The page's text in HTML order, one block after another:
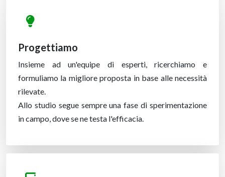
Progettiamo
Insieme ad un'equipe di esperti, ricerchiamo e
formuliamo la migliore proposta in base alle necessità
rilevate.
Allo studio segue sempre una fase di sperimentazione
in campo, dove se ne testa l'efficacia.